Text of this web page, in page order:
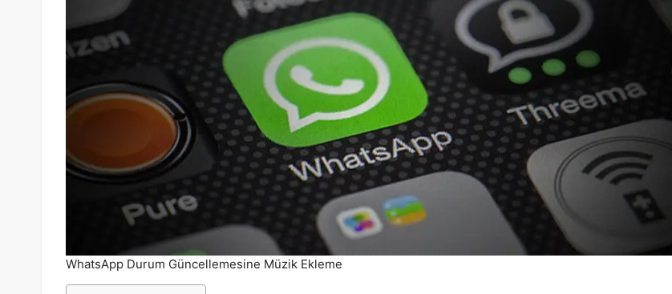
WhatsApp Durum Güncellemesine Müzik Ekleme